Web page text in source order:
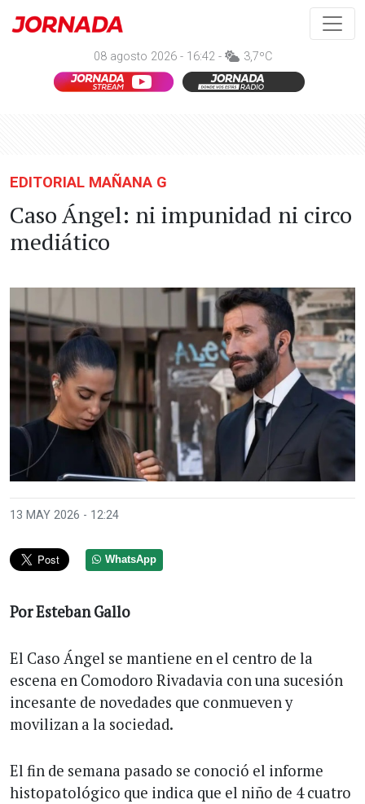
08 agosto 2026 - 16:42 - 3,7ºC
EDITORIAL MAÑANA G
Caso Ángel: ni impunidad ni circo
mediático
13 MAY 2026 - 12:24
WhatsApp
Por Esteban Gallo
El Caso Ángel se mantiene en el centro de la
escena en Comodoro Rivadavia con una sucesión
incesante de novedades que conmueven y
movilizan a la sociedad.
El fin de semana pasado se conoció el informe
histopatológico que indica que el niño de 4 cuatro